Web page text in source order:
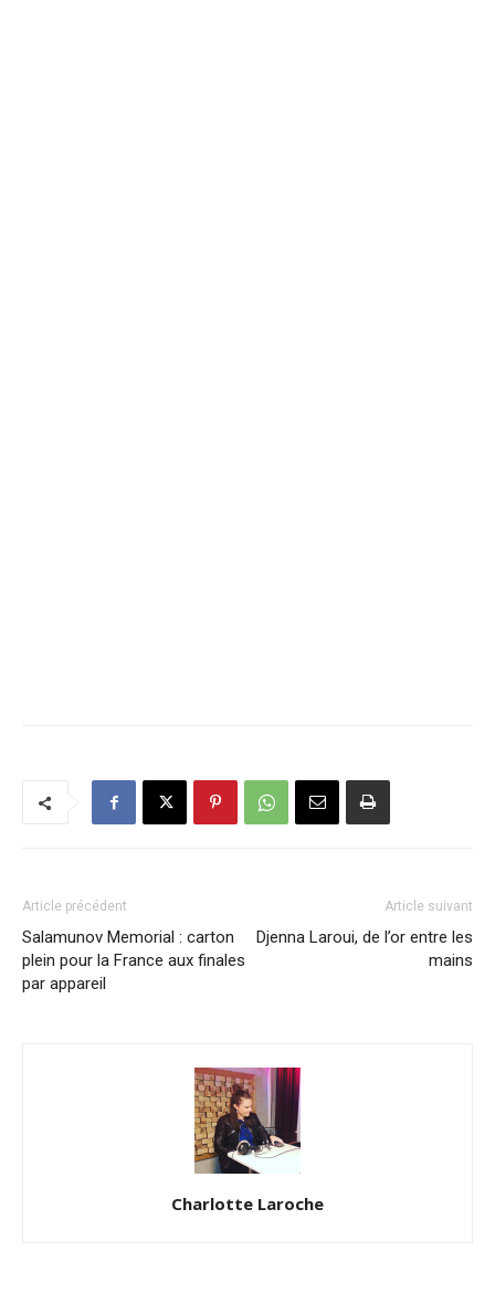
Article précédent
Salamunov Memorial : carton
plein pour la France aux finales
par appareil
Article suivant
Djenna Laroui, de l’or entre les
mains
Charlotte Laroche